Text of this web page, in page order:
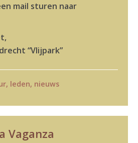
mail sturen naar
“Vlijpark”
, leden, nieuws
Vaganza